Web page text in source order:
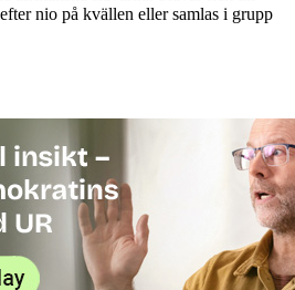
nio på kvällen eller samlas i grupp